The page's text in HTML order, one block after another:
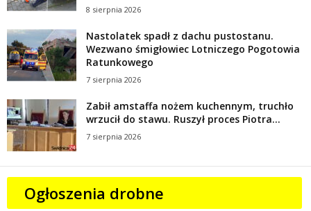
8 sierpnia 2026
Nastolatek spadł z dachu pustostanu.
Wezwano śmigłowiec Lotniczego Pogotowia
Ratunkowego
7 sierpnia 2026
Zabił amstaffa nożem kuchennym, truchło
wrzucił do stawu. Ruszył proces Piotra...
7 sierpnia 2026
Ogłoszenia drobne